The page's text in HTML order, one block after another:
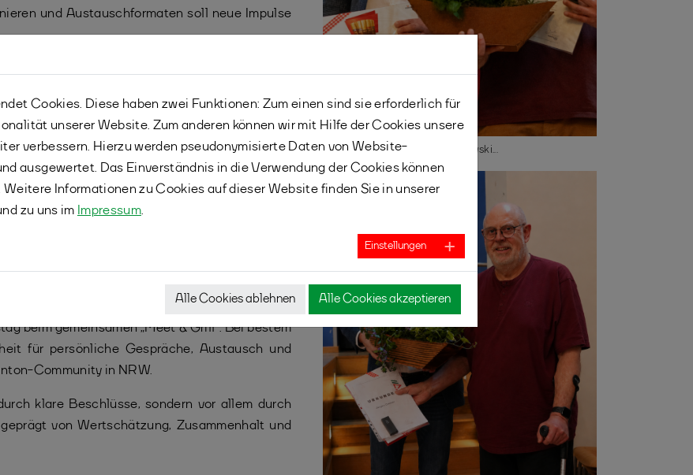
und Austauschformaten soll neue Impulse
der Startknopf gedrückt: Badminton
neu aufgelegt – modernisiert, praxisnah und
Jugendliche und Erwachsene spielerisch zu
einzubinden. Die neuen Materialien
und könnenhierkostenpflichtig bestellt
Zählweise, Anpassungen im Spielbetrieb
Dabei wurde deutlich: Der Verband ist bereit,
den Sport attraktiver und zukunftsfähig zu
beim gemeinsamen „Meet & Grill“. Bei bestem
für persönliche Gespräche, Austausch und
Community in NRW.
klare Beschlüsse, sondern vor allem durch
von Wertschätzung, Zusammenhalt und
...Jan Striewski...
Cookies. Diese haben zwei Funktionen: Zum einen sind sie erforderlich für
unserer Website. Zum anderen können wir mit Hilfe der Cookies unsere
verbessern. Hierzu werden pseudonymisierte Daten von Website-
ausgewertet. Das Einverständnis in die Verwendung der Cookies können
Informationen zu Cookies auf dieser Website finden Sie in unserer
zu uns im Impressum.
Einstellungen
Alle Cookies ablehnen Alle Cookies akzeptieren